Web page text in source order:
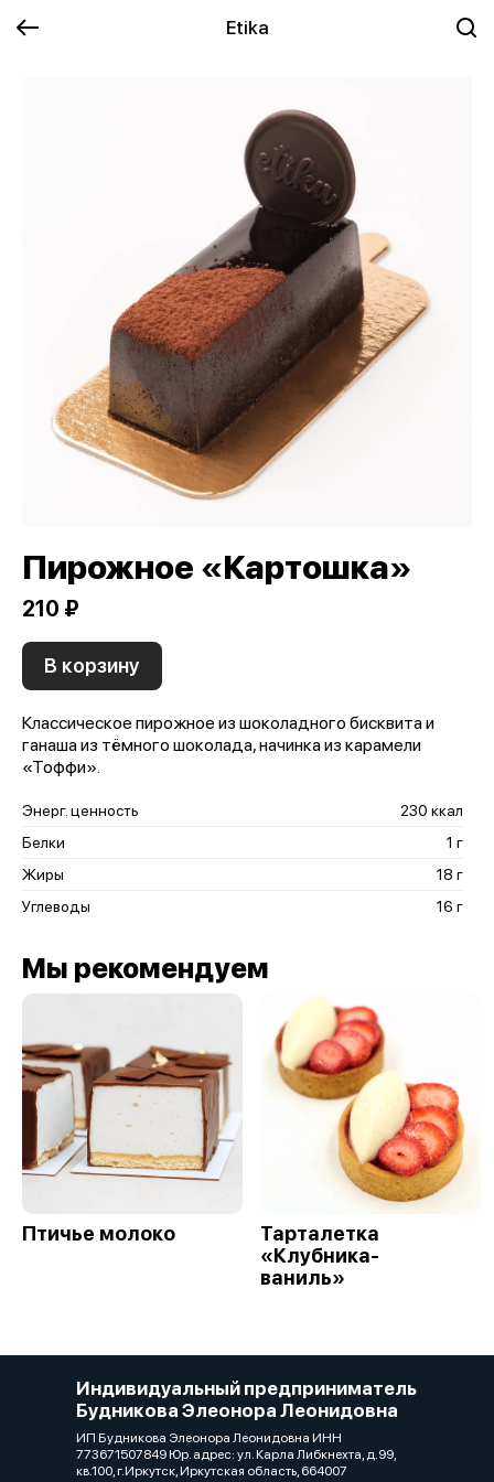
Etika
Пирожное «Картошка»
210 ₽
В корзину
Классическое пирожное из шоколадного бисквита и
ганаша из тёмного шоколада, начинка из карамели
«Тоффи».
Энерг. ценность
230 ккал
Белки
1 г
Жиры
18 г
Углеводы
16 г
Мы рекомендуем
Птичье молоко
Тарталетка
«Клубника-
ваниль»
Индивидуальный предприниматель
Будникова Элеонора Леонидовна
ИП Будникова Элеонора Леонидовна ИНН
773671507849 Юр. адрес: ул. Карла Либкнехта, д.99,
кв.100, г.Иркутск, Иркутская область, 664007